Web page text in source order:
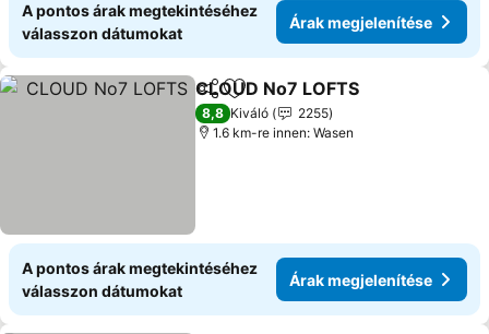
A pontos árak megtekintéséhez
válasszon dátumokat
Árak megjelenítése
Megosztás
Hozzáadás a kedvencekhez
CLOUD No7 LOFTS
8,8 Kiváló
2255
1.6 km-re innen: Wasen
A pontos árak megtekintéséhez
válasszon dátumokat
Árak megjelenítése